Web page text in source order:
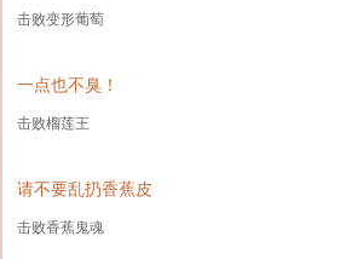
击败变形葡萄
一点也不臭！
击败榴莲王
请不要乱扔香蕉皮
击败香蕉鬼魂